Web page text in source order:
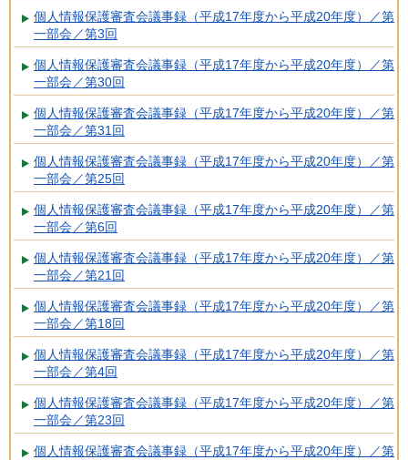
個人情報保護審査会議事録（平成17年度から平成20年度）／第
一部会／第3回
個人情報保護審査会議事録（平成17年度から平成20年度）／第
一部会／第30回
個人情報保護審査会議事録（平成17年度から平成20年度）／第
一部会／第31回
個人情報保護審査会議事録（平成17年度から平成20年度）／第
一部会／第25回
個人情報保護審査会議事録（平成17年度から平成20年度）／第
一部会／第6回
個人情報保護審査会議事録（平成17年度から平成20年度）／第
一部会／第21回
個人情報保護審査会議事録（平成17年度から平成20年度）／第
一部会／第18回
個人情報保護審査会議事録（平成17年度から平成20年度）／第
一部会／第4回
個人情報保護審査会議事録（平成17年度から平成20年度）／第
一部会／第23回
個人情報保護審査会議事録（平成17年度から平成20年度）／第